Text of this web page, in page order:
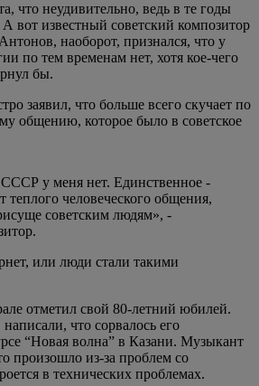
что неудивительно, ведь в те годы
вот известный советский композитор
наоборот, признался, что у
по тем временам нет, хотя кое-чего
бы.
заявил, что больше всего скучает по
общению, которое было в советское
у меня нет. Единственное -
теплого человеческого общения,
советским людям», -
или люди стали такими
отметил свой 80-летний юбилей.
что сорвалось его
“Новая волна” в Казани. Музыкант
произошло из-за проблем со
в технических проблемах.